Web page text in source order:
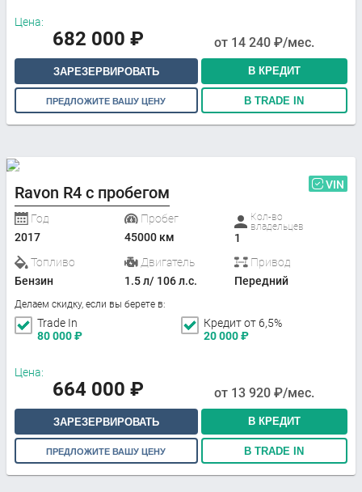
Цена:
682 000 ₽ от 14 240 ₽/мес.
ЗАРЕЗЕРВИРОВАТЬ В КРЕДИТ
ПРЕДЛОЖИТЕ ВАШУ ЦЕНУ В TRADE IN
Ravon R4 с пробегом VIN
Год
2017
Пробег
45000 км
Кол-во
владельцев
1
Топливо
Бензин
Двигатель
1.5 л/ 106 л.с.
Привод
Передний
Делаем скидку, если вы берете в:
Trade In
80 000₽
Кредит от 6,5%
20 000₽
Цена:
664 000 ₽ от 13 920 ₽/мес.
ЗАРЕЗЕРВИРОВАТЬ В КРЕДИТ
ПРЕДЛОЖИТЕ ВАШУ ЦЕНУ В TRADE IN